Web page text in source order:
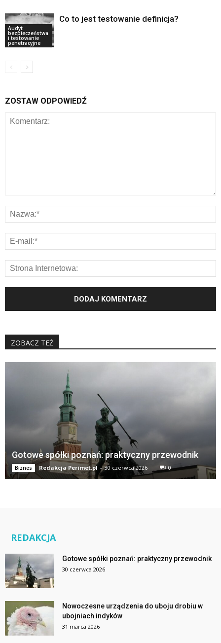
Audyt
bezpieczeństwa
i testowanie
penetracyjne
Co to jest testowanie definicja?
ZOSTAW ODPOWIEDŹ
ZOBACZ TEŻ
Gotowe spółki poznań: praktyczny przewodnik
Biznes Redakcja Perimet.pl - 30 czerwca 2026 0
REDAKCJA
Gotowe spółki poznań: praktyczny przewodnik
30 czerwca 2026
Nowoczesne urządzenia do uboju drobiu w
ubojniach indyków
31 marca 2026